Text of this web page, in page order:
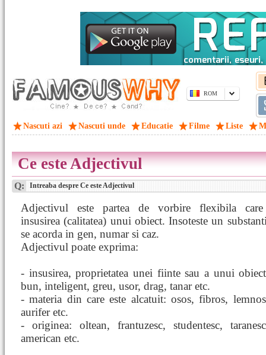
ROM
Nascuti azi Nascuti unde Educatie Filme Liste
Ce este Adjectivul
Q: Intreaba despre Ce este Adjectivul
Adjectivul este partea de vorbire flexibila care
insusirea (calitatea) unui obiect. Insoteste un
se acorda in gen, numar si caz.
Adjectivul poate exprima:
- insusirea, proprietatea unei fiinte sau a unui
bun, inteligent, greu, usor, drag, tanar etc.
- materia din care este alcatuit: osos, fibros,
aurifer etc.
- originea: oltean, frantuzesc, studentesc,
american etc.